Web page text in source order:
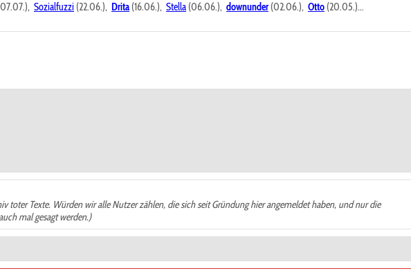
Sozialfuzzi (22.06.), Drita (16.06.), Stella (06.06.), downunder(02.06.), Otto (20.05.)...
Texte. Würden wir alle Nutzer zählen, die sich seit Gründung hier angemeldet haben, und nur die
mal gesagt werden.)